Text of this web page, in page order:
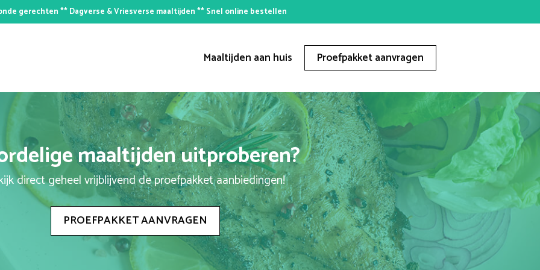
gerechten ** Dagverse & Vriesverse maaltijden ** Snel online bestellen
Maaltijden aan huis Proefpakket aanvragen
maaltijden uitproberen?
direct geheel vrijblijvend de proefpakket aanbiedingen!
PROEFPAKKET AANVRAGEN